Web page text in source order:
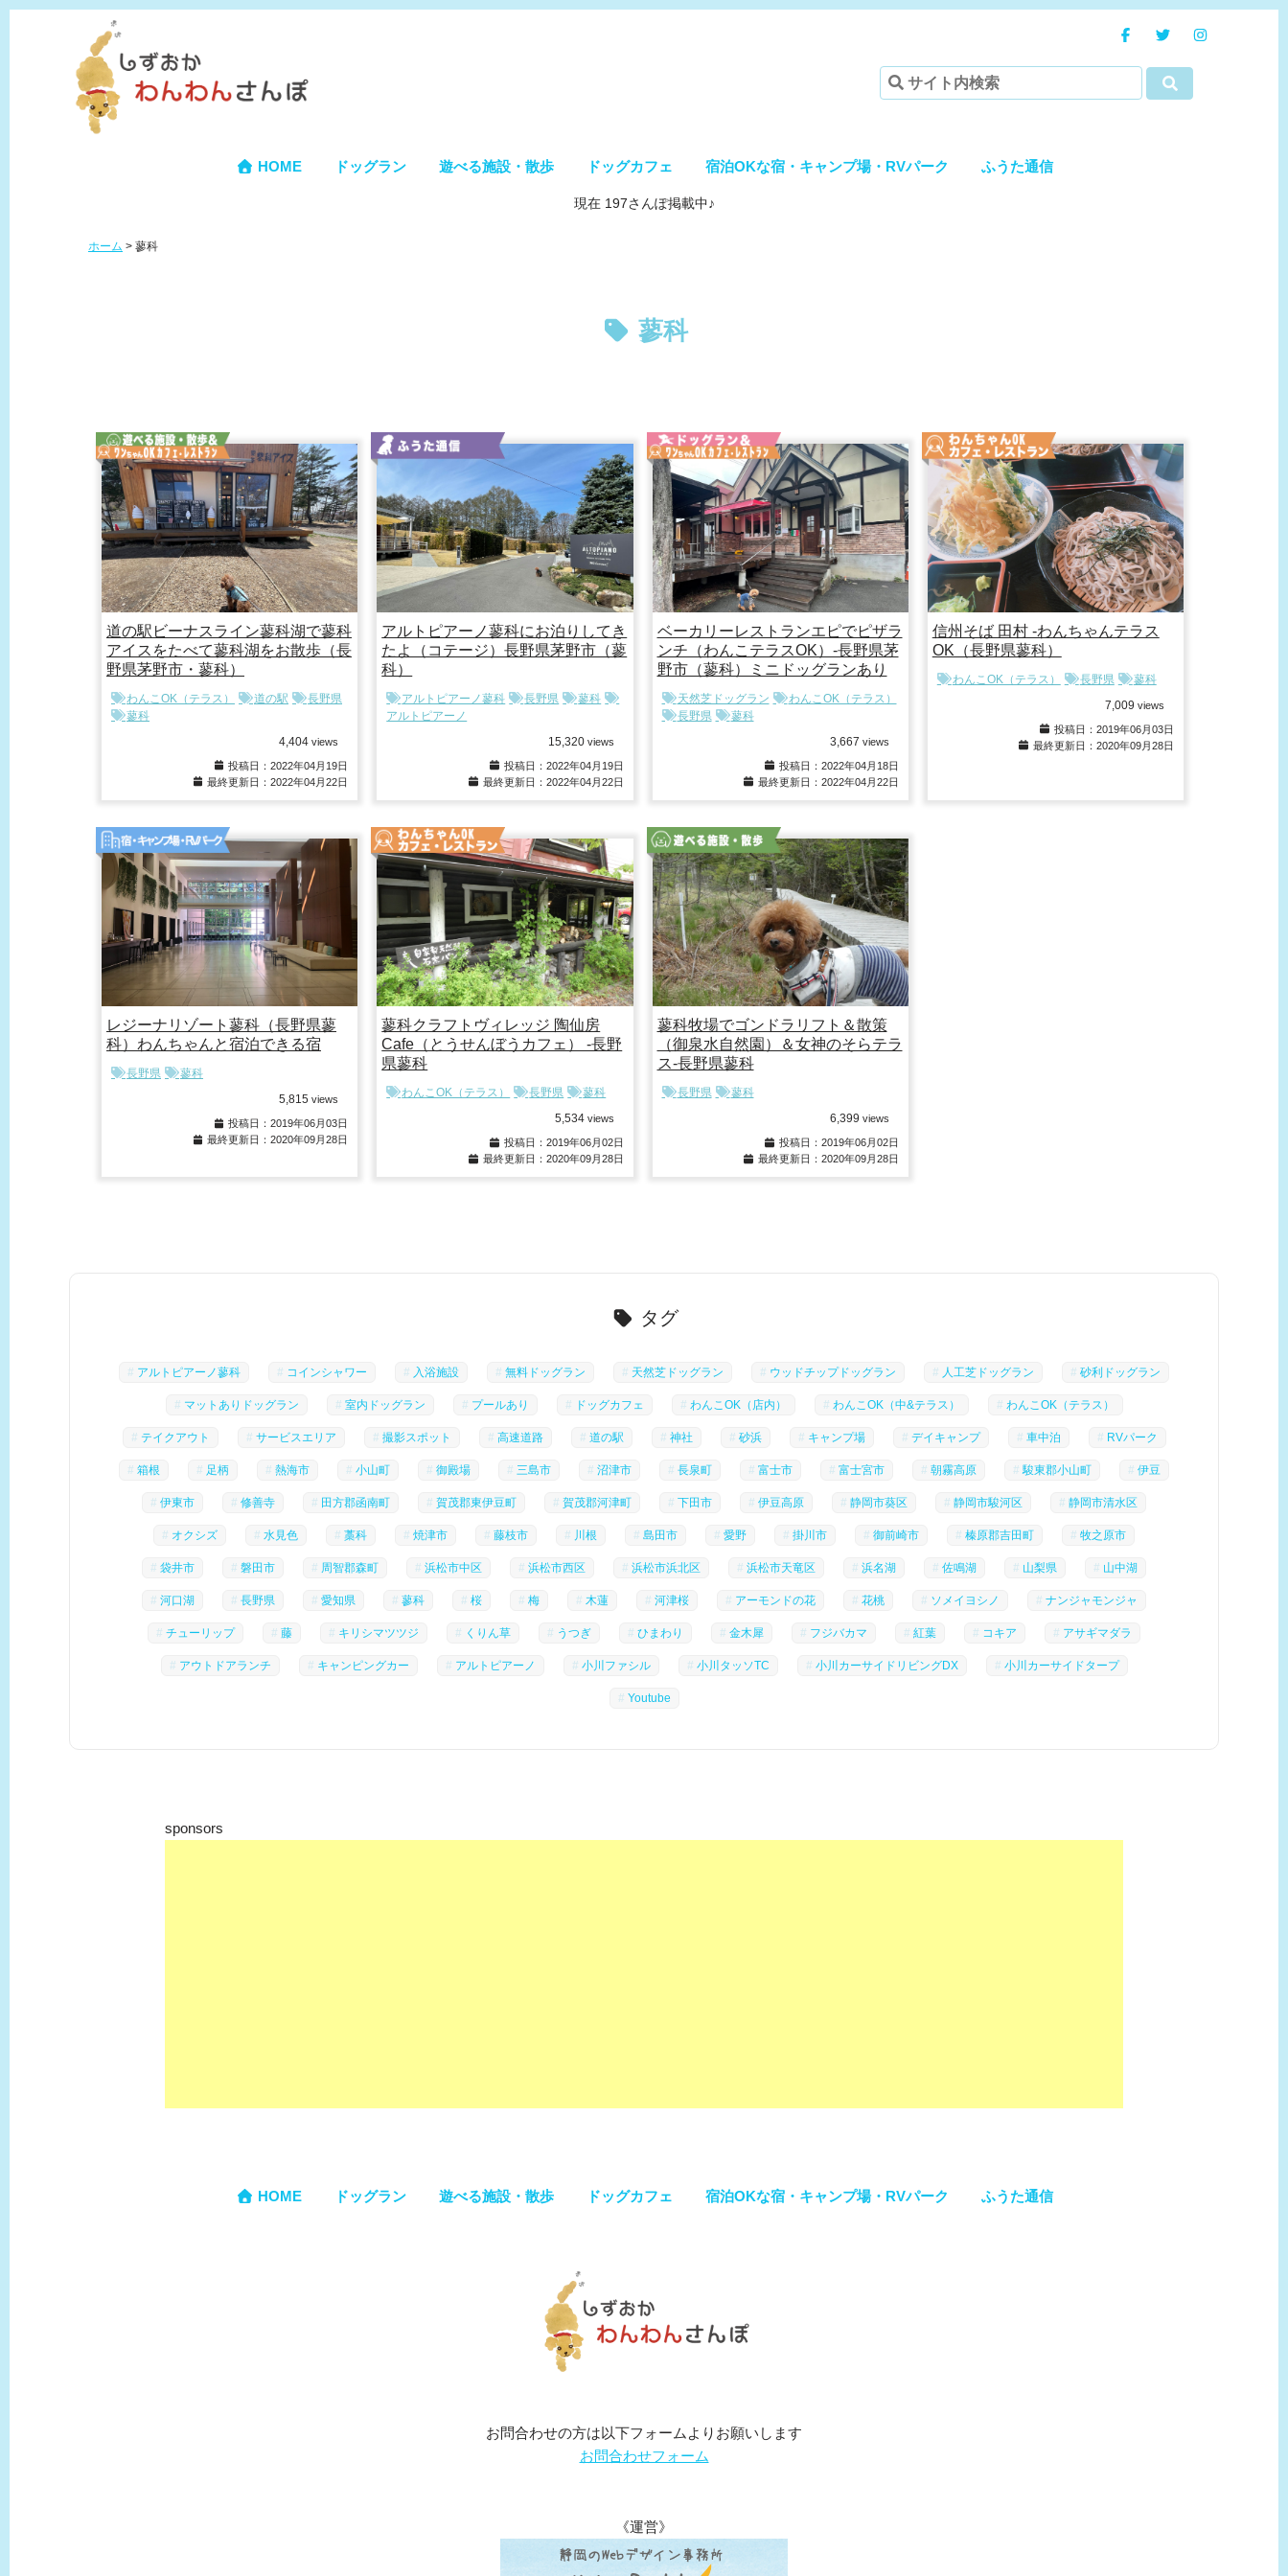
HOME ドッグラン 遊べる施設・散歩 ドッグカフェ 宿泊OKな宿・キャンプ場・RVパーク ふうた通信
現在 197さんぽ掲載中♪
ホーム > 蓼科
蓼科
道の駅ビーナスライン蓼科湖で蓼科
アイスをたべて蓼科湖をお散歩（長
野県茅野市・蓼科）
わんこOK（テラス） 道の駅
長野県
蓼科
4,404views
投稿日：2022年04月19日
最終更新日：2022年04月22日
アルトピアーノ蓼科にお泊りしてき
たよ（コテージ）長野県茅野市（蓼
科）
アルトピアーノ蓼科 長野県
蓼科
アルトピアーノ
15,320 views
投稿日：2022年04月19日
最終更新日：2022年04月22日
ベーカリーレストランエピでピザラ
ンチ（わんこテラスOK）-長野県茅
野市（蓼科）ミニドッグランあり
天然芝ドッグラン
わんこOK（テラス）
長野県
蓼科
3,667 views
投稿日：2022年04月18日
最終更新日：2022年04月22日
信州そば 田村 -わんちゃんテラス
OK（長野県蓼科）
わんこOK（テラス） 長野県
蓼科
7,009 views
投稿日：2019年06月03日
最終更新日：2020年09月28日
レジーナリゾート蓼科（長野県蓼
科）わんちゃんと宿泊できる宿
長野県
蓼科
5,815views
投稿日：2019年06月03日
最終更新日：2020年09月28日
蓼科クラフトヴィレッジ 陶仙房
Cafe（とうせんぼうカフェ） -長野
県蓼科
わんこOK（テラス） 長野県
蓼科
5,534 views
投稿日：2019年06月02日
最終更新日：2020年09月28日
蓼科牧場でゴンドラリフト＆散策
（御泉水自然園）＆女神のそらテラ
ス-長野県蓼科
長野県
蓼科
6,399 views
投稿日：2019年06月02日
最終更新日：2020年09月28日
タグ
アルトピアーノ蓼科 コインシャワー 入浴施設 無料ドッグラン 天然芝ドッグラン ウッドチップドッグラン 人工芝ドッグラン 砂利ドッグラン
マットありドッグラン 室内ドッグラン プールあり ドッグカフェ わんこOK（店内） わんこOK（中&テラス） わんこOK（テラス）
テイクアウト サービスエリア 撮影スポット 高速道路 道の駅 神社 砂浜 キャンプ場 デイキャンプ 車中泊 RVパーク
箱根 足柄 熱海市 小山町 御殿場 三島市 沼津市 長泉町 富士市 富士宮市 朝霧高原 駿東郡小山町 伊豆
伊東市 修善寺 田方郡函南町 賀茂郡東伊豆町 賀茂郡河津町 下田市 伊豆高原 静岡市葵区 静岡市駿河区 静岡市清水区
オクシズ 水見色 藁科 焼津市 藤枝市 川根 島田市 愛野 掛川市 御前崎市 榛原郡吉田町 牧之原市
袋井市 磐田市 周智郡森町 浜松市中区 浜松市西区 浜松市浜北区 浜松市天竜区 浜名湖 佐鳴湖 山梨県 山中湖
河口湖 長野県 愛知県 蓼科 桜 梅 木蓮 河津桜 アーモンドの花 花桃 ソメイヨシノ ナンジャモンジャ
チューリップ 藤 キリシマツツジ くりん草 うつぎ ひまわり 金木犀 フジバカマ 紅葉 コキア アサギマダラ
アウトドアランチ キャンピングカー アルトピアーノ 小川ファシル 小川タッソTC 小川カーサイドリビングDX 小川カーサイドタープ
Youtube
sponsors
HOME ドッグラン 遊べる施設・散歩 ドッグカフェ 宿泊OKな宿・キャンプ場・RVパーク ふうた通信
お問合わせの方は以下フォームよりお願いします
お問合わせフォーム
《運営》